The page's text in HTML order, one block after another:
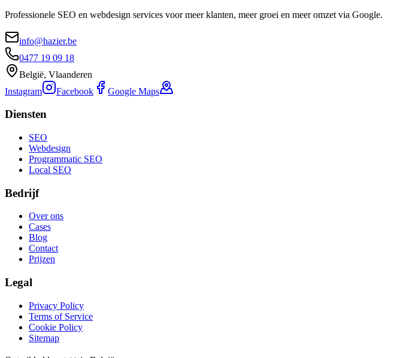
Professionele SEO en webdesign services voor meer klanten, meer groei en meer omzet via Google.
info@hazier.be
0477 19 09 18
België, Vlaanderen
Instagram
Facebook Google Maps
Diensten
SEO
Webdesign
Programmatic SEO
Local SEO
Bedrijf
Over ons
Cases
Blog
Contact
Prijzen
Legal
Privacy Policy
Terms of Service
Cookie Policy
Sitemap